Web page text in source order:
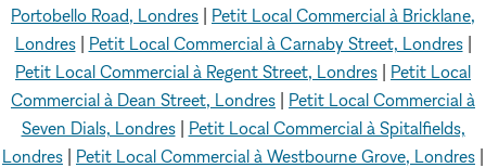
Portobello Road, Londres
Petit Local Commercial à Bricklane,
Londres| Petit Local Commercial à Carnaby Street, Londres|
Petit Local Commercial à Regent Street, Londres
Petit Local
Commercial à Dean Street, Londres
Petit Local Commercial à
Seven Dials, Londres| Petit Local Commercial à Spitalfields,
Londres
Petit Local Commercial à Westbourne Grove, Londres